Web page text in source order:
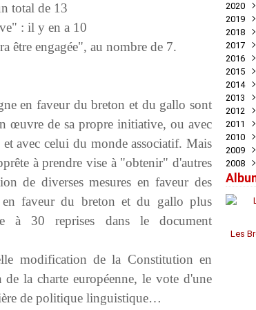
total de 13
: il y en a 10
être engagée", au nombre de 7.
en faveur du breton et du gallo sont
œuvre de sa propre initiative, ou avec
avec celui du monde associatif. Mais
à prendre vise à "obtenir" d'autres
de diverses mesures en faveur des
en faveur du breton et du gallo plus
à 30 reprises dans le document
modification de la Constitution en
la charte européenne, le vote d'une
de politique linguistique…
Mai
Avril
Mars
Août
Juin
Mai
Avril
Mars
Juin
Mai
Avril
Mars
Août
Juin
Mai
Avril
Mars
Août
Juin
Mai
Avril
Mars
2020
Août
Juin
Mai
Avril
Mars
2019
Août
Juin
Mai
Mars
2018
Août
Juin
Mai
Avril
Mars
2017
Août
Juin
Mai
Mars
2016
Août
Juin
Mai
2015
Août
Mai
Avril
2014
Août
Juin
Mai
Avril
2013
Août
Juin
Mai
Avril
2012
Juin
Avril
2011
Mai
2010
Mai
2009
Juin
2008
Août
Les